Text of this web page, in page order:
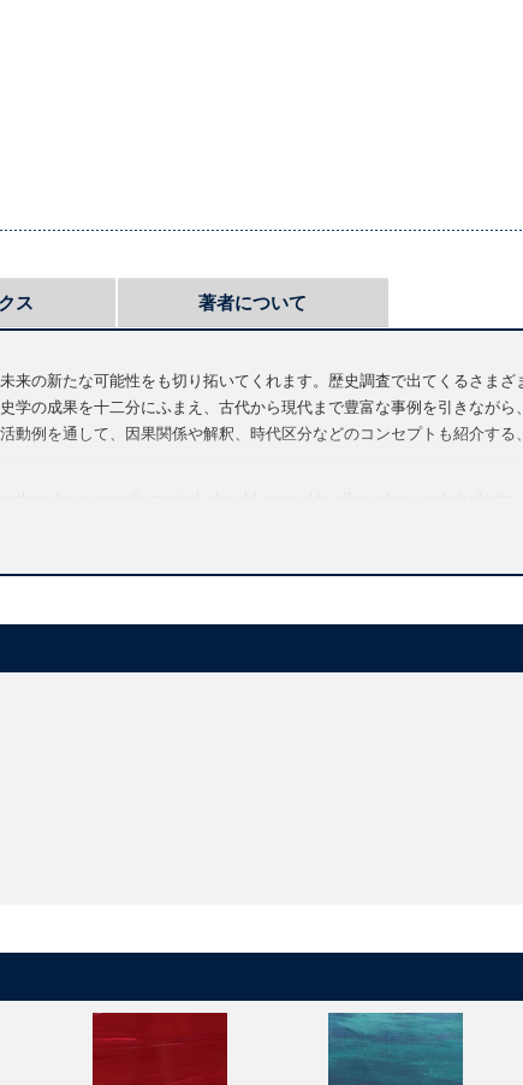
ス 著者について
の新たな可能性をも切り拓いてくれます。歴史調査で出てくるさまざ
学の成果を十二分にふまえ、古代から現代まで豊富な事例を引きながら
例を通して、因果関係や解釈、時代区分などのコンセプトも紹介する
examples of historians' work
are not, perhaps, as free as we might imagine in our choice of
is a stimulating essay about how we study and understand history.
of history, and explores the ways these questions have
the past, but also ourselves.